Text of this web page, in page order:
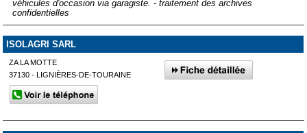
véhicules d'occasion via garagiste. - traitement des archives
confidentielles
ISOLAGRI SARL
ZA LA MOTTE
37130 - LIGNIÈRES-DE-TOURAINE